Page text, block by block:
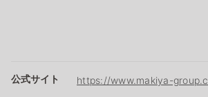
公式サイト https://www.makiya-